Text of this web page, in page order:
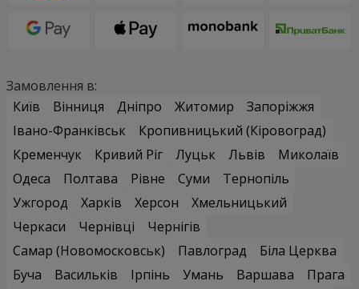
Замовлення в:
Київ
Вінниця Дніпро Житомир
Запоріжжя
Івано-Франківськ
Кропивницький (Кіровоград)
Кременчук
Кривий Ріг Луцьк Львів
Миколаїв
Одеса
Полтава Рівне Суми
Тернопіль
Ужгород
Харків Херсон
Хмельницький
Черкаси
Чернівці
Чернігів
Самар (Новомосковськ)
Павлоград
Біла Церква
Буча
Васильків Ірпінь Умань Варшава Прага